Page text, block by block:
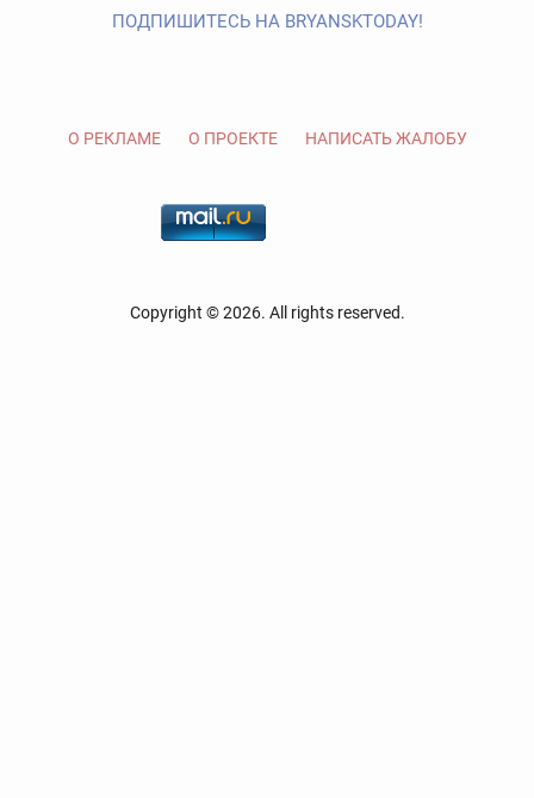
ПОДПИШИТЕСЬ НА BRYANSKTODAY!
О РЕКЛАМЕ О ПРОЕКТЕ НАПИСАТЬ ЖАЛОБУ
Copyright © 2026. All rights reserved.